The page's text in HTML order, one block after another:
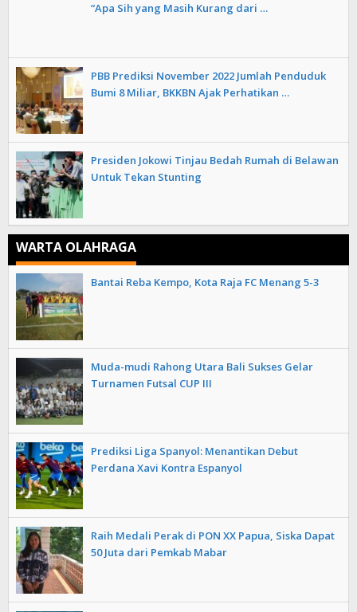
“Apa Sih yang Masih Kurang dari …
PBB Prediksi November 2022 Jumlah Penduduk
Bumi 8 Miliar, BKKBN Ajak Perhatikan …
Presiden Jokowi Tinjau Bedah Rumah di Belawan
Untuk Tekan Stunting
WARTA OLAHRAGA
Bantai Reba Kempo, Kota Raja FC Menang 5-3
Muda-mudi Rahong Utara Bali Sukses Gelar
Turnamen Futsal CUP III
Prediksi Liga Spanyol: Menantikan Debut
Perdana Xavi Kontra Espanyol
Raih Medali Perak di PON XX Papua, Siska Dapat
50 Juta dari Pemkab Mabar